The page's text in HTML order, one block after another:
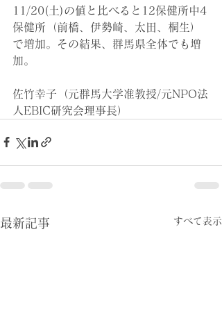
11/20(土)の値と比べると12保健所中4
保健所（前橋、伊勢崎、太田、桐生）
で増加。その結果、群馬県全体でも増
加。
佐竹幸子（元群馬大学准教授/元NPO法
人EBIC研究会理事長）
最新記事 すべて表示